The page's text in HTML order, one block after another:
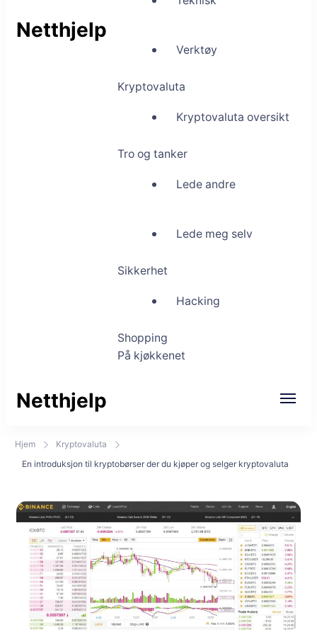
Netthjelp
Verktøy
Kryptovaluta
Kryptovaluta oversikt
Tro og tanker
Lede andre
Lede meg selv
Sikkerhet
Hacking
Shopping
På kjøkkenet
Netthjelp
Hjem
Kryptovaluta
En introduksjon til kryptobørser der du kjøper og selger kryptovaluta